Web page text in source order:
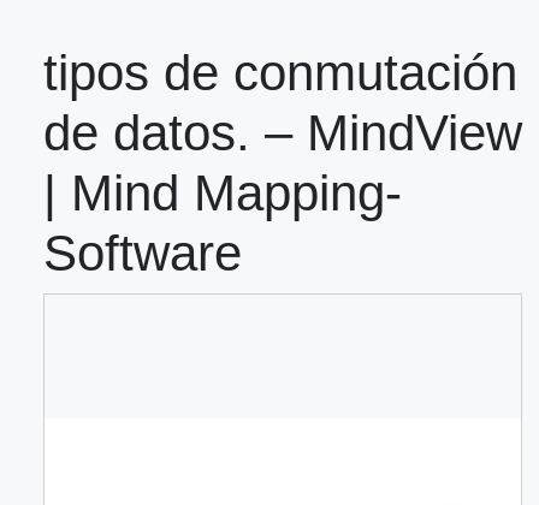
tipos de conmutación
de datos. – MindView
| Mind Mapping-
Software